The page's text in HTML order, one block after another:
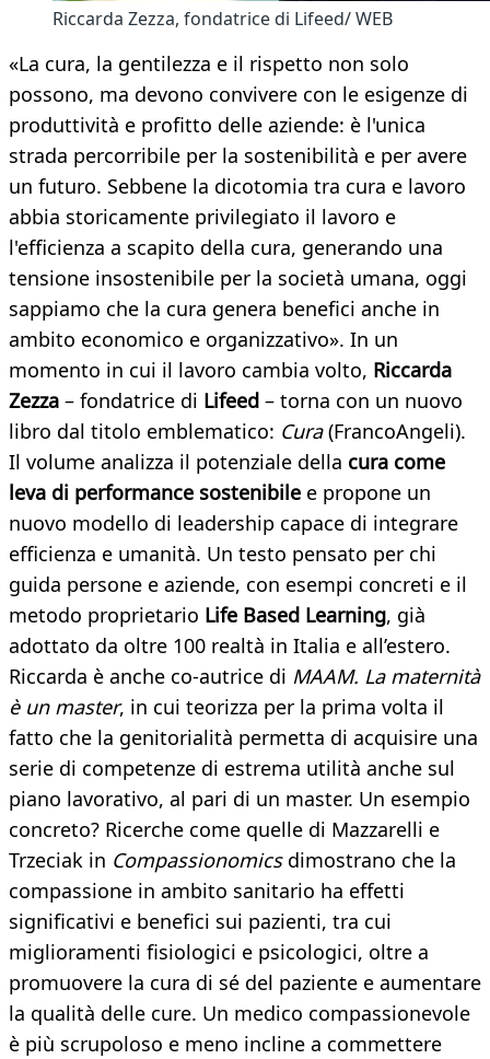
Riccarda Zezza, fondatrice di Lifeed/ WEB
«La cura, la gentilezza e il rispetto non solo
possono, ma devono convivere con le esigenze di
produttività e profitto delle aziende: è l'unica
strada percorribile per la sostenibilità e per avere
un futuro. Sebbene la dicotomia tra cura e lavoro
abbia storicamente privilegiato il lavoro e
l'efficienza a scapito della cura, generando una
tensione insostenibile per la società umana, oggi
sappiamo che la cura genera benefici anche in
ambito economico e organizzativo». In un
momento in cui il lavoro cambia volto, Riccarda
Zezza – fondatrice di Lifeed – torna con un nuovo
libro dal titolo emblematico: Cura(FrancoAngeli).
Il volume analizza il potenziale della cura come
leva di performance sostenibile e propone un
nuovo modello di leadership capace di integrare
efficienza e umanità. Un testo pensato per chi
guida persone e aziende, con esempi concreti e il
metodo proprietario Life Based Learning, già
adottato da oltre 100 realtà in Italia e all’estero.
Riccarda è anche co-autrice di MAAM. La maternità
è un master, in cui teorizza per la prima volta il
fatto che la genitorialità permetta di acquisire una
serie di competenze di estrema utilità anche sul
piano lavorativo, al pari di un master. Un esempio
concreto? Ricerche come quelle di Mazzarelli e
Trzeciak in Compassionomicsdimostrano che la
compassione in ambito sanitario ha effetti
significativi e benefici sui pazienti, tra cui
miglioramenti fisiologici e psicologici, oltre a
promuovere la cura di sé del paziente e aumentare
la qualità delle cure. Un medico compassionevole
è più scrupoloso e meno incline a commettere